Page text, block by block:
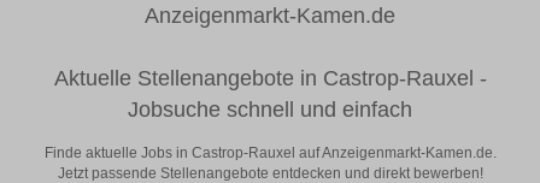
Anzeigenmarkt-Kamen.de
Aktuelle Stellenangebote in Castrop-Rauxel -
Jobsuche schnell und einfach
Finde aktuelle Jobs in Castrop-Rauxel auf Anzeigenmarkt-Kamen.de.
Jetzt passende Stellenangebote entdecken und direkt bewerben!